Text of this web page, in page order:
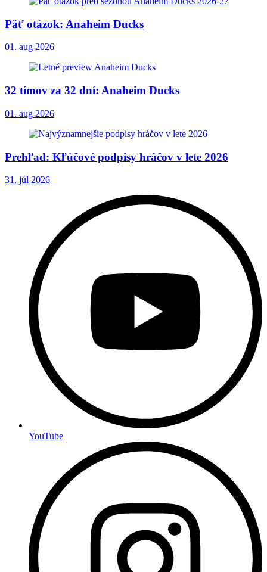
Päť otázok: Anaheim Ducks
01. aug 2026
32 tímov za 32 dní: Anaheim Ducks
01. aug 2026
Prehľad: Kľúčové podpisy hráčov v lete 2026
31. júl 2026
YouTube